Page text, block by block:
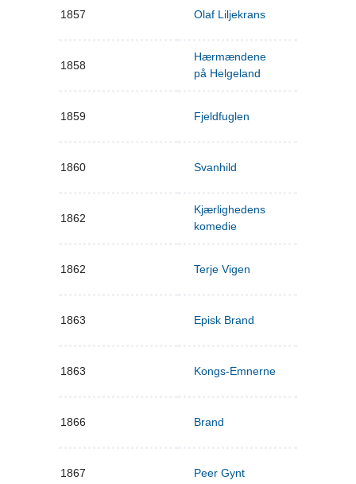
1857 Olaf Liljekrans
1858
Hærmændene
på Helgeland
1859 Fjeldfuglen
1860 Svanhild
1862
Kjærlighedens
komedie
1862 Terje Vigen
1863 Episk Brand
1863 Kongs-Emnerne
1866 Brand
1867 Peer Gynt